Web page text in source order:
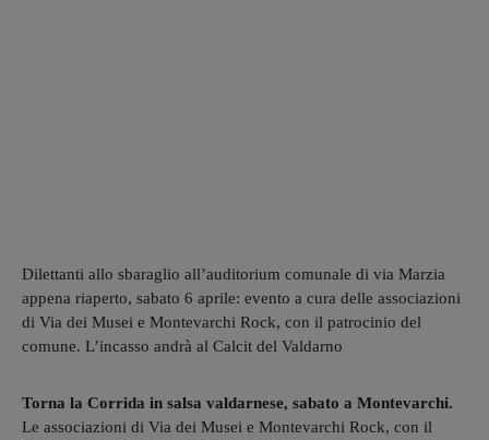
Dilettanti allo sbaraglio all’auditorium comunale di via Marzia
appena riaperto, sabato 6 aprile: evento a cura delle associazioni
di Via dei Musei e Montevarchi Rock, con il patrocinio del
comune. L’incasso andrà al Calcit del Valdarno
Torna la Corrida in salsa valdarnese, sabato a Montevarchi.
Le associazioni di Via dei Musei e Montevarchi Rock, con il